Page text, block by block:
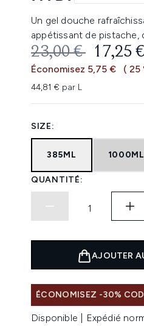
Un gel douche
appétissant de pistache,
PRIX DE VENTE :
23,00 € PRIX
17,25 €
Économisez 5,75 € ( 25
44,81 € par L
SIZE:
385ML 1000ML
QUANTITÉ:
AJOUTER
ÉCONOMISEZ -30%
Disponible | Expédié